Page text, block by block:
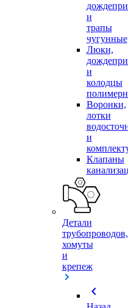
и
трапы
чугунные
Люки,
и
колодцы
Воронки,
лотки
и
Клапаны
Детали
трубопроводов,
хомуты
и
крепеж
chevron_left